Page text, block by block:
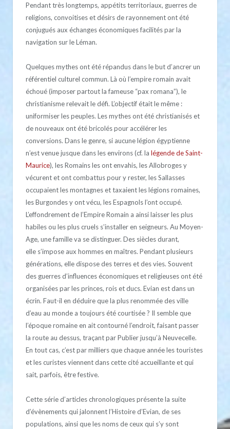
Pendant très longtemps, appétits territoriaux, guerres de
religions, convoitises et désirs de rayonnement ont été
conjugués aux échanges économiques facilités par la
navigation sur le Léman.
Quelques mythes ont été répandus dans le but d’ancrer un
référentiel culturel commun. Là où l’empire romain avait
échoué (imposer partout la fameuse “pax romana”), le
christianisme relevait le défi. L’objectif était le même :
uniformiser les peuples. Les mythes ont été christianisés et
de nouveaux ont été bricolés pour accélérer les
conversions. Dans le genre, si aucune légion égyptienne
n’est venue jusque dans les environs (cf. la légende de Saint-
Maurice), les Romains les ont envahis, les Allobroges y
vécurent et ont combattus pour y rester, les Sallasses
occupaient les montagnes et taxaient les légions romaines,
les Burgondes y ont vécu, les Espagnols l’ont occupé.
L’effondrement de l’Empire Romain a ainsi laisser les plus
habiles ou les plus cruels s’installer en seigneurs. Au Moyen-
Age, une famille va se distinguer. Des siècles durant,
elle s’impose aux hommes en maîtres. Pendant plusieurs
générations, elle dispose des terres et des vies. Souvent
des guerres d’influences économiques et religieuses ont été
organisées par les princes, rois et ducs. Evian est dans un
écrin. Faut-il en déduire que la plus renommée des ville
d’eau au monde a toujours été courtisée ? Il semble que
l’époque romaine en ait contourné l’endroit, faisant passer
la route au dessus, traçant par Publier jusqu’à Neuvecelle.
En tout cas, c’est par milliers que chaque année les touristes
et les curistes viennent dans cette cité accueillante et qui
sait, parfois, être festive.
Cette série d’articles chronologiques présente la suite
d’évènements qui jalonnent l’Histoire d’Evian, de ses
populations, ainsi que les noms de ceux qui s’y sont